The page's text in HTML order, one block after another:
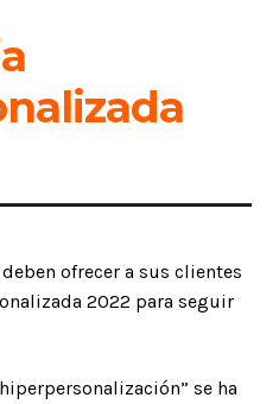
ofrecer a sus clientes
2022 para seguir
se ha